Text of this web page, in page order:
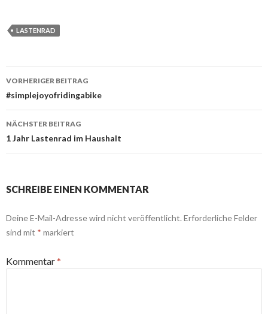
LASTENRAD
Beitrags-
Navigation
VORHERIGER BEITRAG
#simplejoyofridingabike
NÄCHSTER BEITRAG
1 Jahr Lastenrad im Haushalt
SCHREIBE EINEN KOMMENTAR
Deine E-Mail-Adresse wird nicht veröffentlicht.Erforderliche Felder
sind mit * markiert
Kommentar*